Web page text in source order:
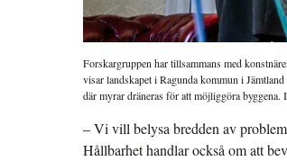
Forskargruppen har tillsammans med
visar landskapet i Ragunda kommun i
där myrar dräneras för att möjliggöra byggena.
– Vi vill belysa bredden av
Hållbarhet handlar också om att